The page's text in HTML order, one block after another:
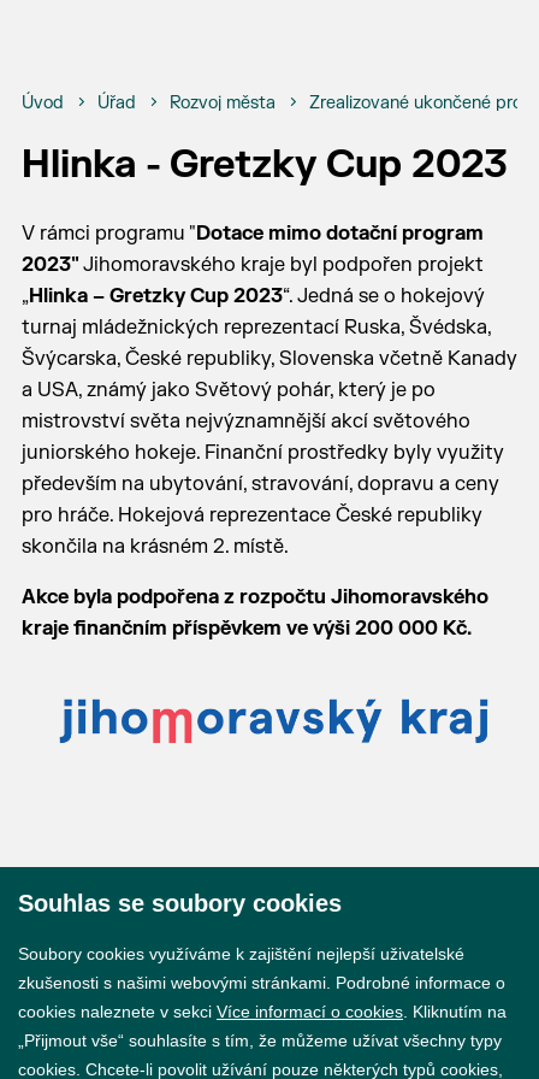
Úvod Úřad Rozvoj města Zrealizované ukončené
Hlinka - Gretzky Cup 2023
V rámci programu "Dotace mimo dotační program
2023"Jihomoravského kraje byl podpořen projekt
„Hlinka – Gretzky Cup 2023“. Jedná se o hokejový
turnaj mládežnických reprezentací Ruska, Švédska,
Švýcarska, České republiky, Slovenska včetně Kanady
a USA, známý jako Světový pohár, který je po
mistrovství světa nejvýznamnější akcí světového
juniorského hokeje. Finanční prostředky byly využity
především na ubytování, stravování, dopravu a ceny
pro hráče. Hokejová reprezentace České republiky
skončila na krásném 2. místě.
Akce byla podpořena z rozpočtu Jihomoravského
kraje finančním příspěvkem ve výši 200 000 Kč.
Souhlas se soubory cookies
Soubory cookies využíváme k zajištění nejlepší uživatelské
zkušenosti s našimi webovými stránkami. Podrobné informace o
cookies naleznete v sekci Více informací o cookies . Kliknutím na
„Přijmout vše“ souhlasíte s tím, že můžeme užívat všechny typy
cookies. Chcete-li povolit užívání pouze některých typů cookies,